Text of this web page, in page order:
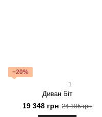
−20%
1
Диван Біт
19 348 грн 24 185 грн